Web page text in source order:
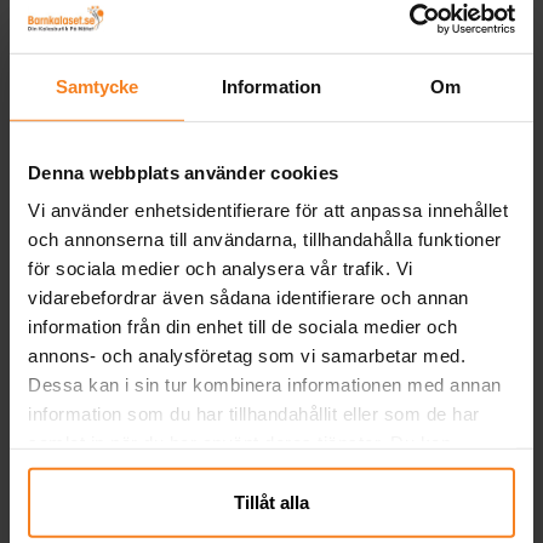
Samtycke Information Om
Denna webbplats använder cookies
Vi använder enhetsidentifierare för att anpassa innehållet
och annonserna till användarna, tillhandahålla funktioner
för sociala medier och analysera vår trafik. Vi
vidarebefordrar även sådana identifierare och annan
information från din enhet till de sociala medier och
annons- och analysföretag som vi samarbetar med.
Dessa kan i sin tur kombinera informationen med annan
information som du har tillhandahållit eller som de har
närsomhelst ändra ditt samtycke.
Tillåt alla
Flaggirlang - Ljusblå 10
Pris:29,00 kr
29,00 kr
Backdrop Draperi
Ljusrosa 100 x 240 cm
59,00 kr
Andra köpte även